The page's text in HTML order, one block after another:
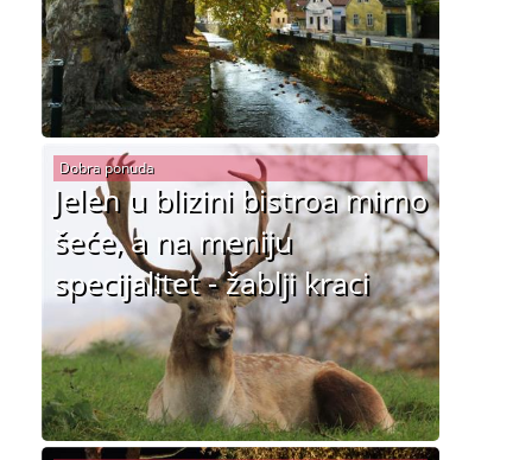
Jelen u blizini bistroa mirno
šeće, a na meniju
specijalitet - žablji kraci
Dobra ponuda